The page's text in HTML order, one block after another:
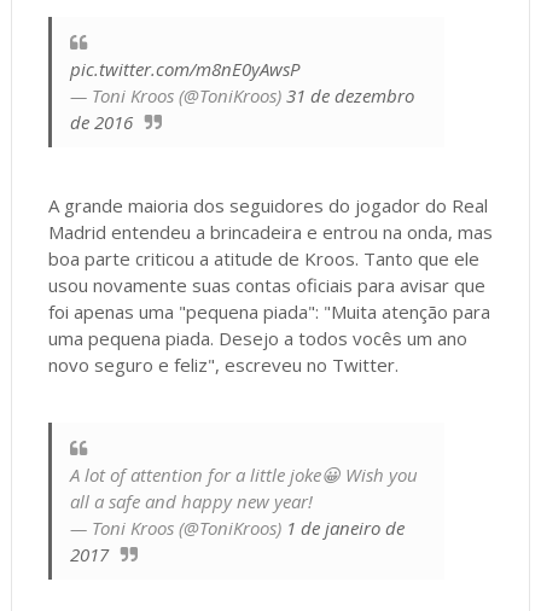
pic.twitter.com/m8nE0yAwsP
— Toni Kroos (@ToniKroos) 31 de dezembro
de 2016
A grande maioria dos seguidores do jogador do Real
Madrid entendeu a brincadeira e entrou na onda, mas
boa parte criticou a atitude de Kroos. Tanto que ele
usou novamente suas contas oficiais para avisar que
foi apenas uma "pequena piada": "Muita atenção para
uma pequena piada. Desejo a todos vocês um ano
novo seguro e feliz", escreveu no Twitter.
A lot of attention for a little joke😀 Wish you
all a safe and happy new year!
— Toni Kroos (@ToniKroos) 1 de janeiro de
2017